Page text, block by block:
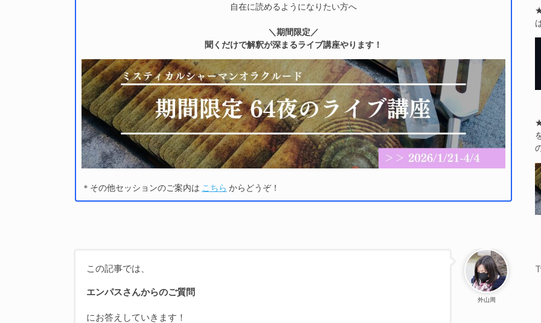
自在に読めるようになりたい方へ
＼期間限定／
聞くだけで解釈が深まるライブ講座やります！
＊その他セッションのご案内は こちら からどうぞ！
外山周
この記事では、
エンパスさんからのご質問
にお答えしていきます！